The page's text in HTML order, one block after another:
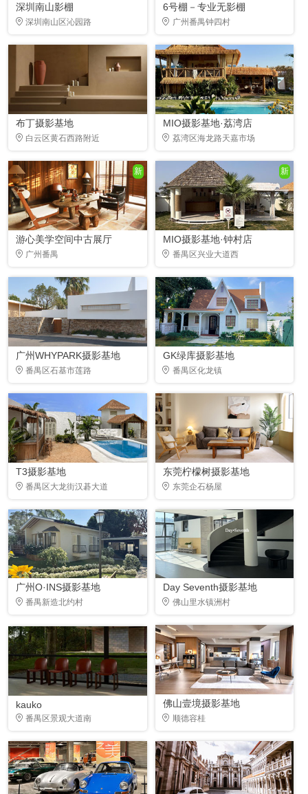
深圳南山影棚
深圳南山区沁园路
6号棚－专业无影棚
广州番禺钟四村
布丁摄影基地
白云区黄石西路附近
MIO摄影基地·荔湾店
荔湾区海龙路天嘉市场
新
游心美学空间中古展厅
广州番禺
新
MIO摄影基地·钟村店
番禺区兴业大道西
广州WHYPARK摄影基地
番禺区石基市莲路
GK绿库摄影基地
番禺区化龙镇
T3摄影基地
番禺区大龙街汉碁大道
东莞柠檬树摄影基地
东莞企石杨屋
广州O·INS摄影基地
番禺新造北约村
Day Seventh摄影基地
佛山里水镇洲村
kauko
番禺区景观大道南
佛山壹境摄影基地
顺德容桂